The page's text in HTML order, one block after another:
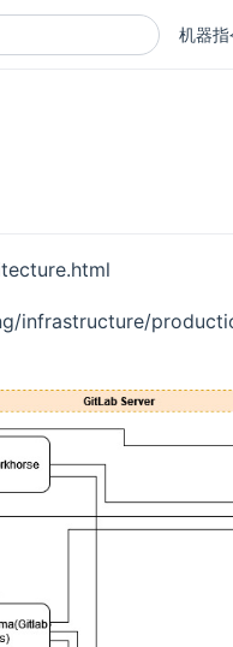
机器指
infrastructure/